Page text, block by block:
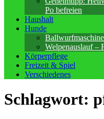
Po befreien
Haushalt
Hunde
Welpenauslauf –
Körperpflege
Freizeit & Spiel
Verschiedenes
Schlagwort: